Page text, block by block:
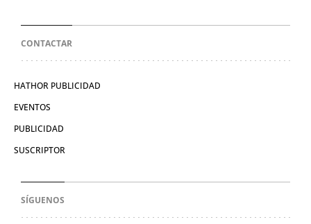
CONTACTAR
HATHOR PUBLICIDAD
EVENTOS
PUBLICIDAD
SUSCRIPTOR
SÍGUENOS